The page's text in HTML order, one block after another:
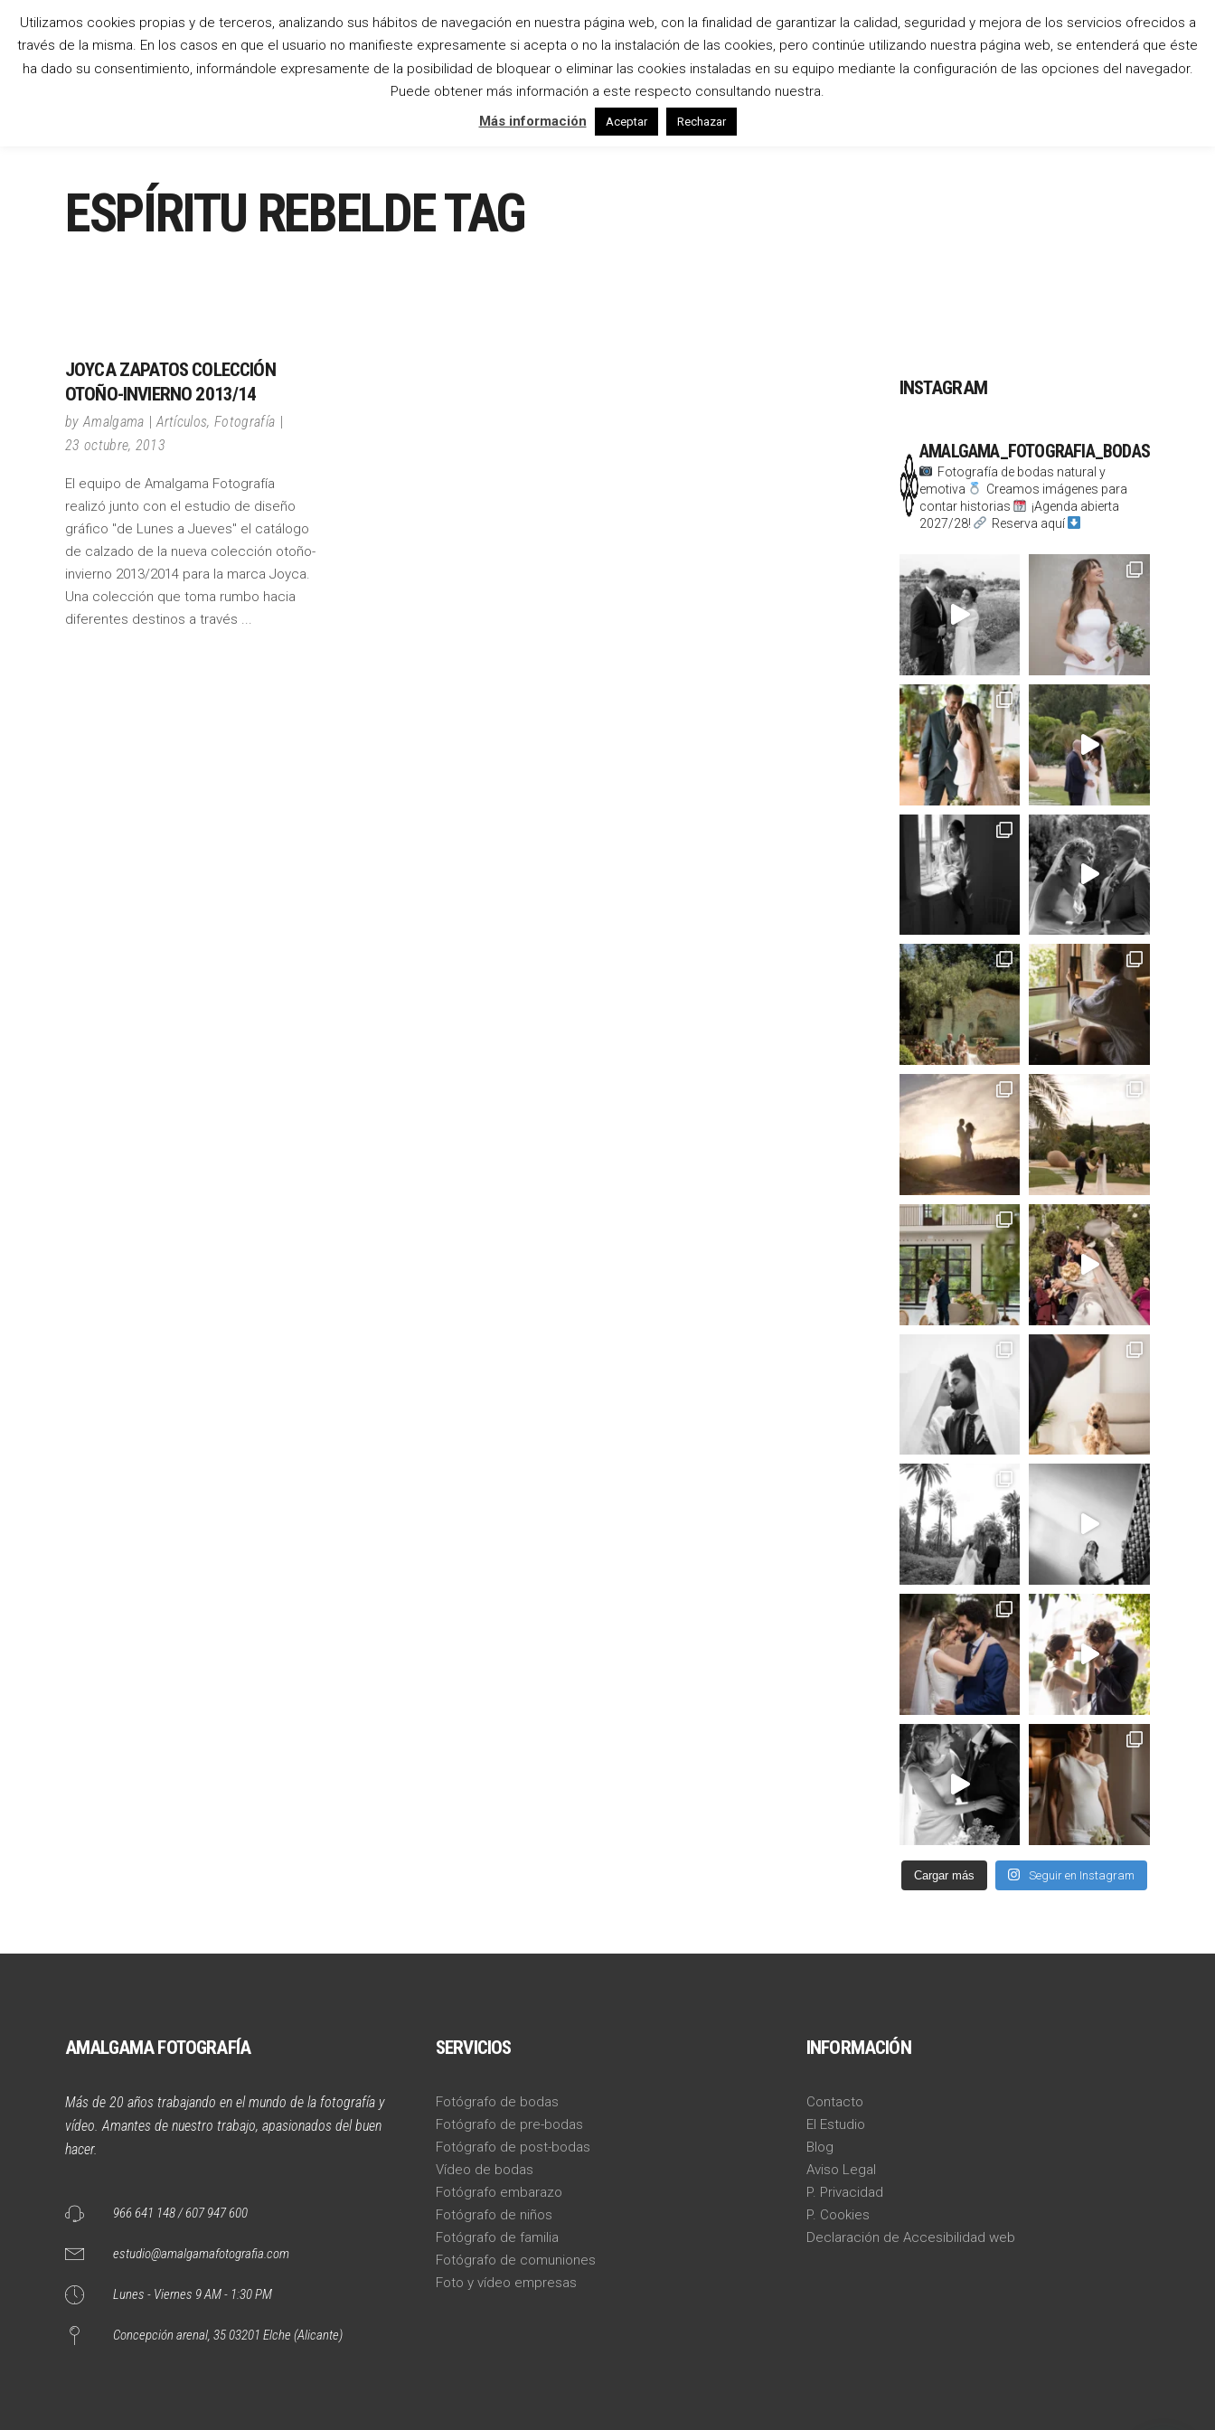
Inicio Bodas Estudio Empresas Conócenos Blog Contacto
ESPÍRITU REBELDE TAG
JOYCA ZAPATOS COLECCIÓN
OTOÑO-INVIERNO 2013/14
byAmalgama Artículos,Fotografía
23 octubre, 2013
El equipo de Amalgama Fotografía
realizó junto con el estudio de diseño
gráfico "de Lunes a Jueves" el catálogo
de calzado de la nueva colección otoño-
invierno 2013/2014 para la marca Joyca.
Una colección que toma rumbo hacia
diferentes destinos a través
INSTAGRAM
AMALGAMA_FOTOGRAFIA_BODAS
Fotografía de bodas natural y
emotiva
Creamos imágenes para
contar historias
¡Agenda abierta
2027/28!
Reserva aquí
Cargar más Seguir en Instagram
AMALGAMA FOTOGRAFÍA
Más de 20 años trabajando en el mundo de la fotografía y
vídeo. Amantes de nuestro trabajo, apasionados del buen
hacer.
966 641 148 / 607 947 600
estudio@amalgamafotografia.com
Lunes - Viernes 9 AM - 1:30 PM
Concepción arenal, 35 03201 Elche (Alicante)
SERVICIOS
Fotógrafo de bodas
Fotógrafo de pre-bodas
Fotógrafo de post-bodas
Vídeo de bodas
Fotógrafo embarazo
Fotógrafo de niños
Fotógrafo de familia
Fotógrafo de comuniones
Foto y vídeo empresas
INFORMACIÓN
Contacto
El Estudio
Blog
Aviso Legal
P. Privacidad
P. Cookies
Declaración de Accesibilidad web
Utilizamos cookies propias y de terceros, analizando sus hábitos de navegación en nuestra página web, con la finalidad de garantizar la calidad, seguridad y mejora de los servicios ofrecidos a
través de la misma. En los casos en que el usuario no manifieste expresamente si acepta o no la instalación de las cookies, pero continúe utilizando nuestra página web, se entenderá que éste
ha dado su consentimiento, informándole expresamente de la posibilidad de bloquear o eliminar las cookies instaladas en su equipo mediante la configuración de las opciones del navegador.
Puede obtener más información a este respecto consultando nuestra.
Más información
Aceptar Rechazar